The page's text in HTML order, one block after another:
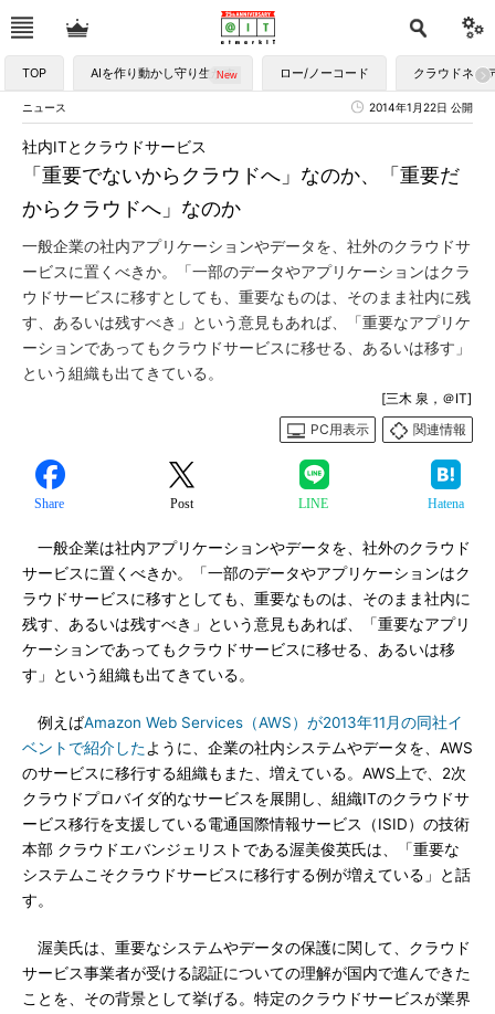
TOP AIを作り動かし守り生かす ロー/ノーコード クラウドネイ
ニュース 2014年1月22日 公開
「重要でないからクラウドへ」なのか、「重要だ
からクラウドへ」なのか
社内ITとクラウドサービス
一般企業の社内アプリケーションやデータを、社外のクラウドサ
ービスに置くべきか。「一部のデータやアプリケーションはクラ
ウドサービスに移すとしても、重要なものは、そのまま社内に残
す、あるいは残すべき」という意見もあれば、「重要なアプリケ
ーションであってもクラウドサービスに移せる、あるいは移す」
という組織も出てきている。
[三木 泉，＠IT]
PC用表示
関連情報
Share Post LINE Hatena
一般企業は社内アプリケーションやデータを、社外のクラウド
サービスに置くべきか。「一部のデータやアプリケーションはク
ラウドサービスに移すとしても、重要なものは、そのまま社内に
残す、あるいは残すべき」という意見もあれば、「重要なアプリ
ケーションであってもクラウドサービスに移せる、あるいは移
す」という組織も出てきている。
例えばAmazon Web Services（AWS）が2013年11月の同社イ
ベントで紹介したように、企業の社内システムやデータを、AWS
のサービスに移行する組織もまた、増えている。AWS上で、2次
クラウドプロバイダ的なサービスを展開し、組織ITのクラウドサ
ービス移行を支援している電通国際情報サービス（ISID）の技術
本部 クラウドエバンジェリストである渥美俊英氏は、「重要な
システムこそクラウドサービスに移行する例が増えている」と話
す。
渥美氏は、重要なシステムやデータの保護に関して、クラウド
サービス事業者が受ける認証についての理解が国内で進んできた
ことを、その背景として挙げる。特定のクラウドサービスが業界